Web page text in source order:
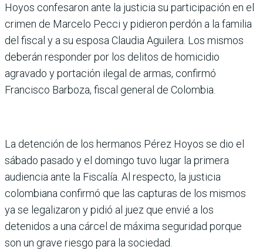
Hoyos confesaron ante la justicia su participación en el
crimen de Marcelo Pecci y pidieron perdón a la familia
del fiscal y a su esposa Claudia Aguilera. Los mismos
deberán responder por los delitos de homicidio
agravado y portación ilegal de armas, confirmó
Francisco Barboza, fiscal general de Colombia.
La detención de los hermanos Pérez Hoyos se dio el
sábado pasado y el domingo tuvo lugar la primera
audiencia ante la Fiscalía. Al respecto, la justicia
colombiana confirmó que las capturas de los mismos
ya se legalizaron y pidió al juez que envié a los
detenidos a una cárcel de máxima seguridad porque
son un grave riesgo para la sociedad.